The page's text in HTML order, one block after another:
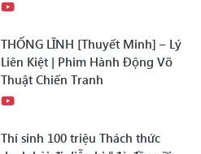
THỐNG LĨNH [Thuyết Minh] – Lý
Liên Kiệt | Phim Hành Động Võ
Thuật Chiến Tranh
Thí sinh 100 triệu Thách thức